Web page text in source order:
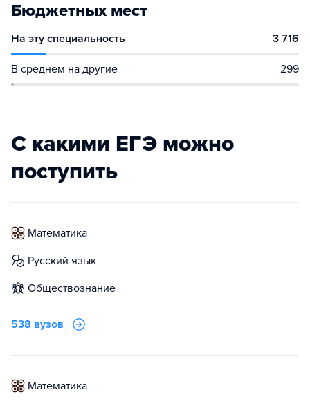
Бюджетных мест
На эту специальность 3 716
В среднем на другие 299
С какими ЕГЭ можно
поступить
математика
русский язык
обществознание
538 вузов
математика